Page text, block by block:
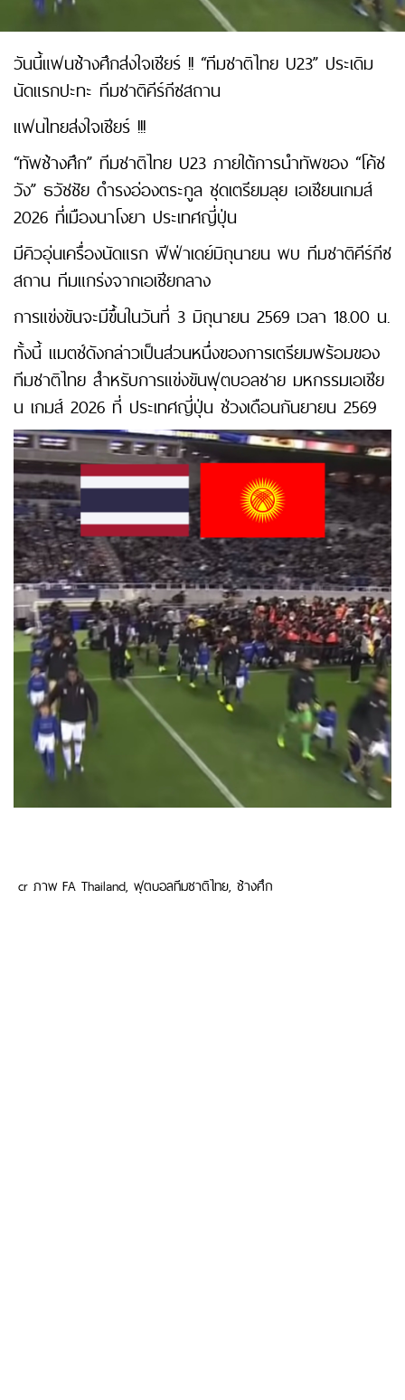
วันนี้แฟนช้างศึกส่งใจเชียร์ !! “ทีมชาติไทย U23” ประเดิม
นัดแรกปะทะ ทีมชาติคีร์กีซสถาน
แฟนไทยส่งใจเชียร์ !!!
“ทัพช้างศึก” ทีมชาติไทย U23 ภายใต้การนำทัพของ “โค้ช
วัง” ธวัชชัย ดำรงอ่องตระกูล ชุดเตรียมลุย เอเชียนเกมส์
2026 ที่เมืองนาโงยา ประเทศญี่ปุ่น
มีคิวอุ่นเครื่องนัดแรก ฟีฟ่าเดย์มิถุนายน พบ ทีมชาติคีร์กีซ
สถาน ทีมแกร่งจากเอเชียกลาง
การแข่งขันจะมีขึ้นในวันที่ 3 มิถุนายน 2569 เวลา 18.00 น.
ทั้งนี้ แมตช์ดังกล่าวเป็นส่วนหนึ่งของการเตรียมพร้อมของ
ทีมชาติไทย สำหรับการแข่งขันฟุตบอลชาย มหกรรมเอเชีย
น เกมส์ 2026 ที่ ประเทศญี่ปุ่น ช่วงเดือนกันยายน 2569
cr ภาพ FA Thailand, ฟุตบอลทีมชาติไทย, ช้างศึก